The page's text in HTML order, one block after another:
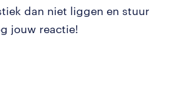
dan niet liggen en stuur
jouw reactie!